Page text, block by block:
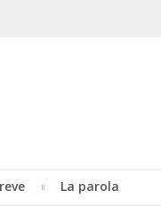
La parola